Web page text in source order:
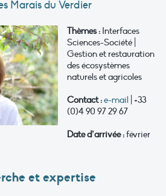
Marais du Verdier
Thèmes : Interfaces
Sciences-Société |
Gestion et restauration
des écosystèmes
naturels et agricoles
Contact :e-mail | +33
(0)4 90 97 29 67
Date d’arrivée :février
et expertise